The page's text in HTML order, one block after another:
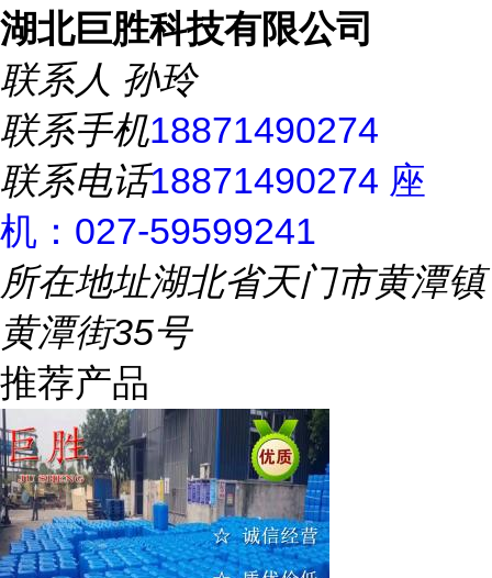
湖北巨胜科技有限公司
联系人 孙玲
联系手机18871490274
联系电话18871490274 座
机：027-59599241
所在地址湖北省天门市黄潭镇
黄潭街35号
推荐产品